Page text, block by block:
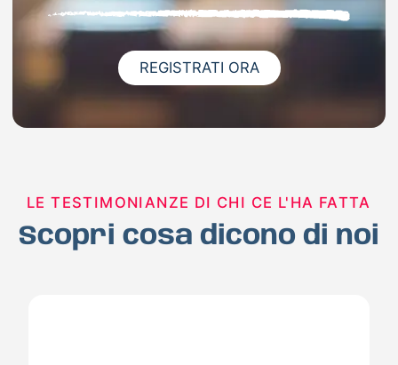
REGISTRATI ORA
LE TESTIMONIANZE DI CHI CE L'HA FATTA
Scopri cosa dicono di noi